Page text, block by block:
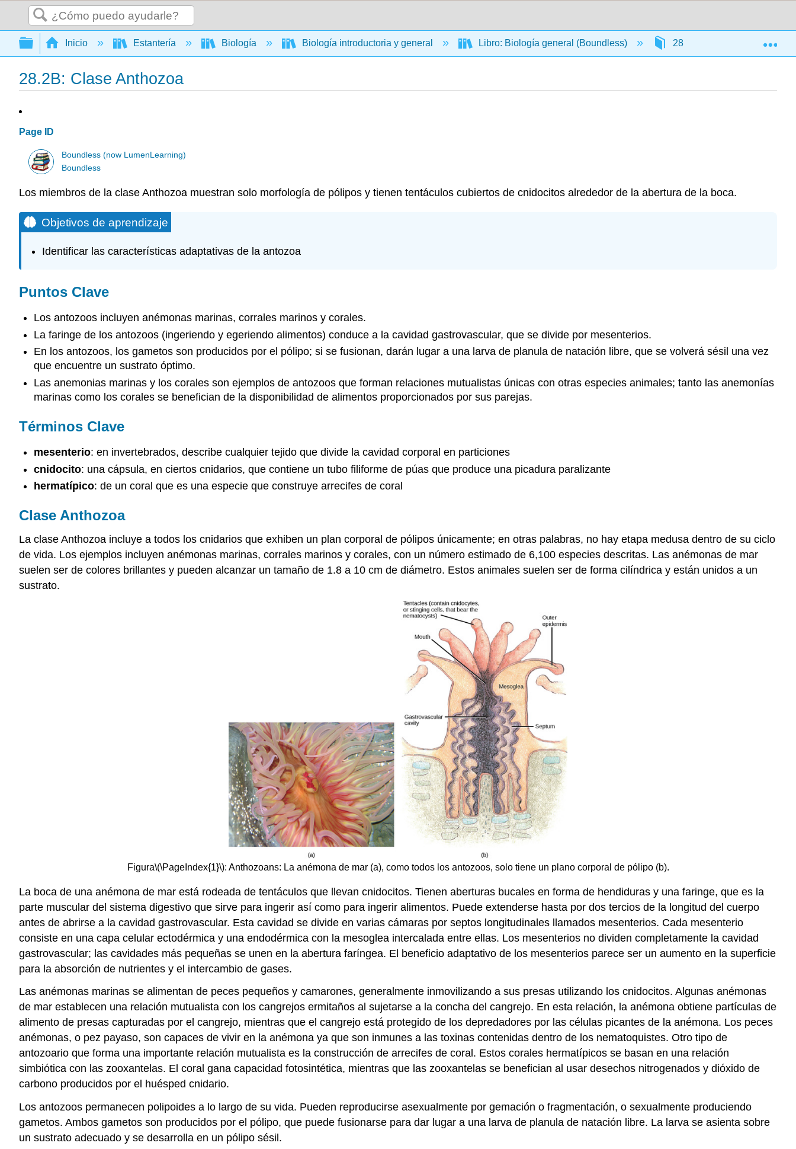
Buscar
Expandir/contraer jerarquía global
Inicio Estantería Biología Biología introductoria y general Libro: Biología general (Boundless) 28: Invertebrados
28.2B: Clase Anthozoa
Page ID
Boundless (now LumenLearning)
Boundless
Los miembros de la clase Anthozoa muestran solo morfología de pólipos y tienen tentáculos cubiertos de cnidocitos alrededor de la abertura de la boca.
Objetivos de aprendizaje
Identificar las características adaptativas de la antozoa
Puntos Clave
Los antozoos incluyen anémonas marinas, corrales marinos y corales.
La faringe de los antozoos (ingeriendo y egeriendo alimentos) conduce a la cavidad gastrovascular, que se divide por mesenterios.
En los antozoos, los gametos son producidos por el pólipo; si se fusionan, darán lugar a una larva de planula de natación libre, que se volverá sésil una vez
que encuentre un sustrato óptimo.
Las anemonias marinas y los corales son ejemplos de antozoos que forman relaciones mutualistas únicas con otras especies animales; tanto las anemonías
marinas como los corales se benefician de la disponibilidad de alimentos proporcionados por sus parejas.
Términos Clave
mesenterio: en invertebrados, describe cualquier tejido que divide la cavidad corporal en particiones
cnidocito: una cápsula, en ciertos cnidarios, que contiene un tubo filiforme de púas que produce una picadura paralizante
hermatípico: de un coral que es una especie que construye arrecifes de coral
Clase Anthozoa
La clase Anthozoa incluye a todos los cnidarios que exhiben un plan corporal de pólipos únicamente; en otras palabras, no hay etapa medusa dentro de su ciclo
de vida. Los ejemplos incluyen anémonas marinas, corrales marinos y corales, con un número estimado de 6,100 especies descritas. Las anémonas de mar
suelen ser de colores brillantes y pueden alcanzar un tamaño de 1.8 a 10 cm de diámetro. Estos animales suelen ser de forma cilíndrica y están unidos a un
sustrato.
Figura\(\PageIndex{1}\): Anthozoans: La anémona de mar (a), como todos los antozoos, solo tiene un plano corporal de pólipo (b).
La boca de una anémona de mar está rodeada de tentáculos que llevan cnidocitos. Tienen aberturas bucales en forma de hendiduras y una faringe, que es la
parte muscular del sistema digestivo que sirve para ingerir así como para ingerir alimentos. Puede extenderse hasta por dos tercios de la longitud del cuerpo
antes de abrirse a la cavidad gastrovascular. Esta cavidad se divide en varias cámaras por septos longitudinales llamados mesenterios. Cada mesenterio
consiste en una capa celular ectodérmica y una endodérmica con la mesoglea intercalada entre ellas. Los mesenterios no dividen completamente la cavidad
gastrovascular; las cavidades más pequeñas se unen en la abertura faríngea. El beneficio adaptativo de los mesenterios parece ser un aumento en la superficie
para la absorción de nutrientes y el intercambio de gases.
Las anémonas marinas se alimentan de peces pequeños y camarones, generalmente inmovilizando a sus presas utilizando los cnidocitos. Algunas anémonas
de mar establecen una relación mutualista con los cangrejos ermitaños al sujetarse a la concha del cangrejo. En esta relación, la anémona obtiene partículas de
alimento de presas capturadas por el cangrejo, mientras que el cangrejo está protegido de los depredadores por las células picantes de la anémona. Los peces
anémonas, o pez payaso, son capaces de vivir en la anémona ya que son inmunes a las toxinas contenidas dentro de los nematoquistes. Otro tipo de
antozoario que forma una importante relación mutualista es la construcción de arrecifes de coral. Estos corales hermatípicos se basan en una relación
simbiótica con las zooxantelas. El coral gana capacidad fotosintética, mientras que las zooxantelas se benefician al usar desechos nitrogenados y dióxido de
carbono producidos por el huésped cnidario.
Los antozoos permanecen polipoides a lo largo de su vida. Pueden reproducirse asexualmente por gemación o fragmentación, o sexualmente produciendo
gametos. Ambos gametos son producidos por el pólipo, que puede fusionarse para dar lugar a una larva de planula de natación libre. La larva se asienta sobre
un sustrato adecuado y se desarrolla en un pólipo sésil.